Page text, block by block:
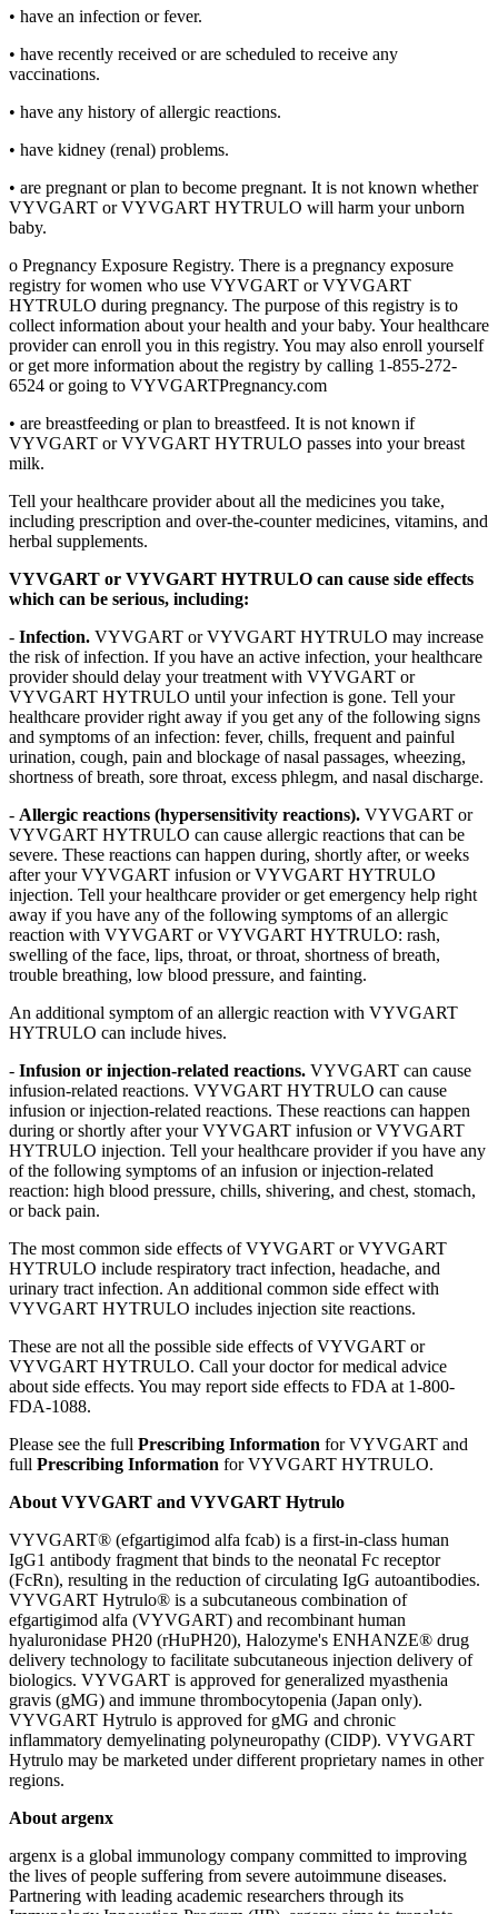
• have an infection or fever.
• have recently received or are scheduled to receive any
vaccinations.
• have any history of allergic reactions.
• have kidney (renal) problems.
• are pregnant or plan to become pregnant. It is not known whether
VYVGART or VYVGART HYTRULO will harm your unborn
baby.
o Pregnancy Exposure Registry. There is a pregnancy exposure
registry for women who use VYVGART or VYVGART
HYTRULO during pregnancy. The purpose of this registry is to
collect information about your health and your baby. Your healthcare
provider can enroll you in this registry. You may also enroll yourself
or get more information about the registry by calling 1-855-272-
6524 or going to VYVGARTPregnancy.com
• are breastfeeding or plan to breastfeed. It is not known if
VYVGART or VYVGART HYTRULO passes into your breast
milk.
Tell your healthcare provider about all the medicines you take,
including prescription and over-the-counter medicines, vitamins, and
herbal supplements.
VYVGART or VYVGART HYTRULO can cause side effects
which can be serious, including:
- Infection. VYVGART or VYVGART HYTRULO may increase
the risk of infection. If you have an active infection, your healthcare
provider should delay your treatment with VYVGART or
VYVGART HYTRULO until your infection is gone. Tell your
healthcare provider right away if you get any of the following signs
and symptoms of an infection: fever, chills, frequent and painful
urination, cough, pain and blockage of nasal passages, wheezing,
shortness of breath, sore throat, excess phlegm, and nasal discharge.
- Allergic reactions (hypersensitivity reactions). VYVGART or
VYVGART HYTRULO can cause allergic reactions that can be
severe. These reactions can happen during, shortly after, or weeks
after your VYVGART infusion or VYVGART HYTRULO
injection. Tell your healthcare provider or get emergency help right
away if you have any of the following symptoms of an allergic
reaction with VYVGART or VYVGART HYTRULO: rash,
swelling of the face, lips, throat, or throat, shortness of breath,
trouble breathing, low blood pressure, and fainting.
An additional symptom of an allergic reaction with VYVGART
HYTRULO can include hives.
- Infusion or injection-related reactions. VYVGART can cause
infusion-related reactions. VYVGART HYTRULO can cause
infusion or injection-related reactions. These reactions can happen
during or shortly after your VYVGART infusion or VYVGART
HYTRULO injection. Tell your healthcare provider if you have any
of the following symptoms of an infusion or injection-related
reaction: high blood pressure, chills, shivering, and chest, stomach,
or back pain.
The most common side effects of VYVGART or VYVGART
HYTRULO include respiratory tract infection, headache, and
urinary tract infection. An additional common side effect with
VYVGART HYTRULO includes injection site reactions.
These are not all the possible side effects of VYVGART or
VYVGART HYTRULO. Call your doctor for medical advice
about side effects. You may report side effects to FDA at 1-800-
FDA-1088.
Please see the full Prescribing Information for VYVGART and
full Prescribing Information for VYVGART HYTRULO.
About VYVGART and VYVGART Hytrulo
VYVGART® (efgartigimod alfa fcab) is a first-in-class human
IgG1 antibody fragment that binds to the neonatal Fc receptor
(FcRn), resulting in the reduction of circulating IgG autoantibodies.
VYVGART Hytrulo® is a subcutaneous combination of
efgartigimod alfa (VYVGART) and recombinant human
hyaluronidase PH20 (rHuPH20), Halozyme's ENHANZE® drug
delivery technology to facilitate subcutaneous injection delivery of
biologics. VYVGART is approved for generalized myasthenia
gravis (gMG) and immune thrombocytopenia (Japan only).
VYVGART Hytrulo is approved for gMG and chronic
inflammatory demyelinating polyneuropathy (CIDP). VYVGART
Hytrulo may be marketed under different proprietary names in other
regions.
About argenx
argenx is a global immunology company committed to improving
the lives of people suffering from severe autoimmune diseases.
Partnering with leading academic researchers through its